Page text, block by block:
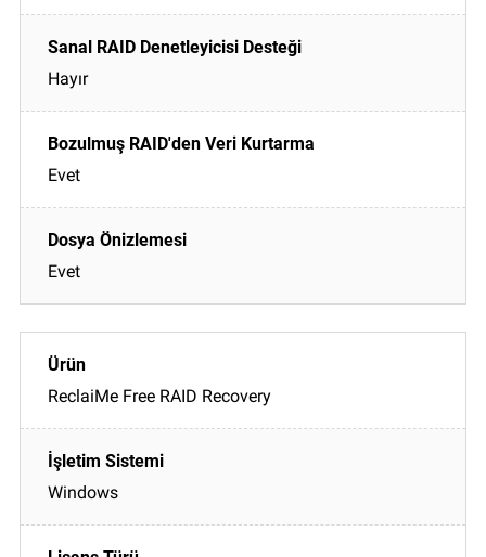
Hayır
Evet
Evet
ReclaiMe Free RAID Recovery
Windows